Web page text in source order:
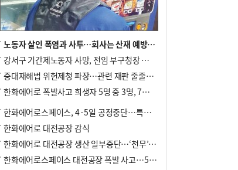
노동자 살인 폭염과 사투…회사는 산재 예방·전기료 절감 전력
강서구 기간제노동자 사망, 전임 부구청장 檢 송치
중대재해법 위헌제청 파장…관련 재판 줄줄이 브레이크
한화에어로 폭발사고 희생자 5명 중 3명, 7일 영면
한화에어로스페이스, 4·5일 공정중단…특별 안전점검
한화에어로 대전공장 감식
한화에어로 대전공장 생산 일부중단…‘천무’ 수출 비상
한화에어로스페이스 대전공장 폭발 사고…5명 사망·2명 부상(종합)